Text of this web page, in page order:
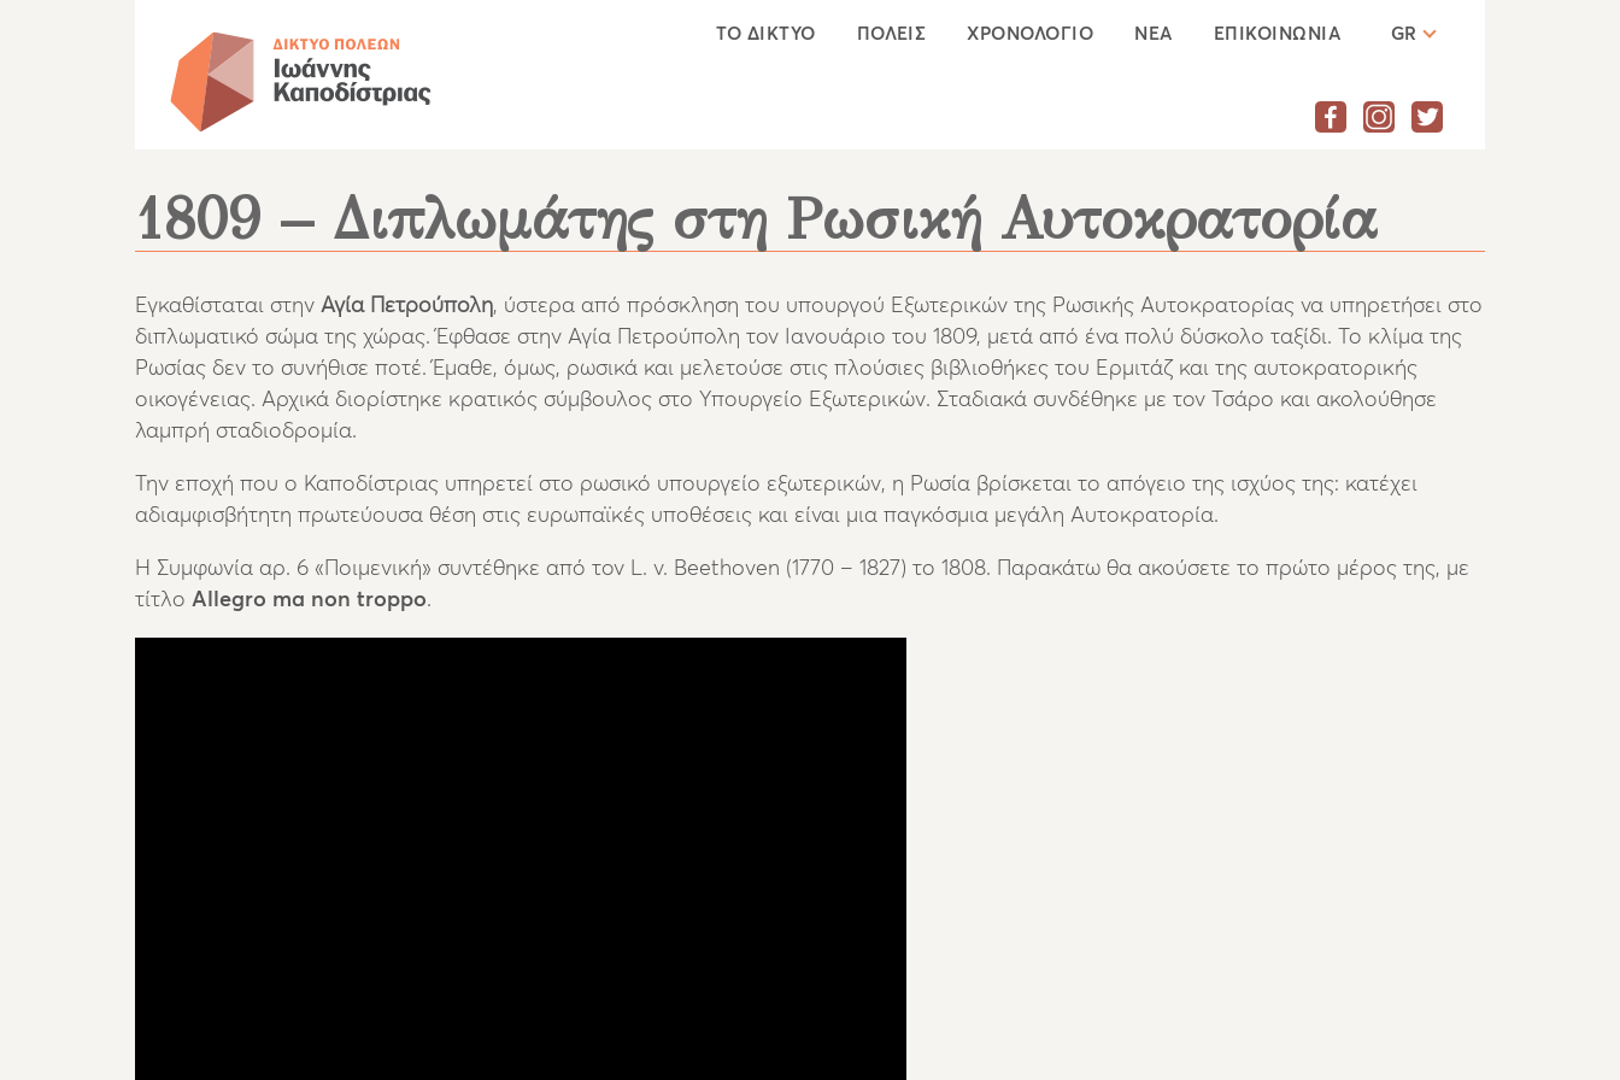
GR
ΤΟ ΔΙΚΤΥΟ ΠΟΛΕΙΣ ΧΡΟΝΟΛΟΓΙΟ ΝΕΑ ΕΠΙΚΟΙΝΩΝΙΑ
1809 – Διπλωμάτης στη Ρωσική Αυτοκρατορία
Εγκαθίσταται στην Αγία Πετρούπολη, ύστερα από πρόσκληση του υπουργού Εξωτερικών της Ρωσικής Αυτοκρατορίας να υπηρετήσει στο
διπλωματικό σώμα της χώρας. Έφθασε στην Αγία Πετρούπολη τον Ιανουάριο του 1809, μετά από ένα πολύ δύσκολο ταξίδι. Το κλίμα της
Ρωσίας δεν το συνήθισε ποτέ. Έμαθε, όμως, ρωσικά και μελετούσε στις πλούσιες βιβλιοθήκες του Ερμιτάζ και της αυτοκρατορικής
οικογένειας. Αρχικά διορίστηκε κρατικός σύμβουλος στο Υπουργείο Εξωτερικών. Σταδιακά συνδέθηκε με τον Τσάρο και ακολούθησε
λαμπρή σταδιοδρομία.
Την εποχή που ο Καποδίστριας υπηρετεί στο ρωσικό υπουργείο εξωτερικών, η Ρωσία βρίσκεται το απόγειο της ισχύος της: κατέχει
αδιαμφισβήτητη πρωτεύουσα θέση στις ευρωπαϊκές υποθέσεις και είναι μια παγκόσμια μεγάλη Αυτοκρατορία.
Η Συμφωνία αρ. 6 «Ποιμενική» συντέθηκε από τον L. v. Beethoven (1770 – 1827) το 1808. Παρακάτω θα ακούσετε το πρώτο μέρος της, με
τίτλο Allegro ma non troppo.